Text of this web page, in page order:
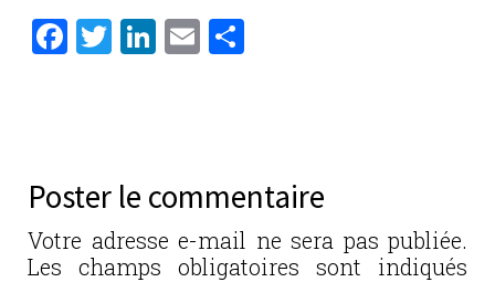
F
b
o
o
T
r
Li
n
E
er
Poster le commentaire
Votre adresse e-mail ne sera pas publiée.
Les champs obligatoires sont indiqués